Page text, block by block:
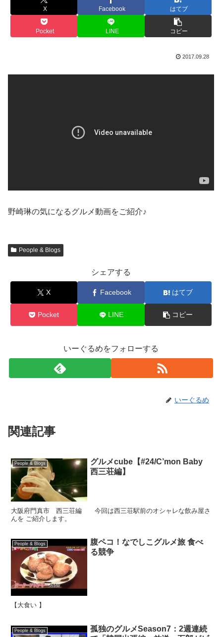
X Facebook はてブ
Pocket LINE コピー
2017.09.28
野崎琳の気になるグルメ動画をご紹介♪
People & Blogs
シェアする
X Facebook はてブ
Pocket LINE コピー
いーぐるめをフォローする
いーぐるめ
関連記事
People & Blogs
グルメcube【#24/C’mon Baby
西三荘編】
大阪府門真市 西三荘編 今回は西三荘駅前のオシャレな飲み屋さ
んを ご紹介します。
People & Blogs
腹ペコ！なでしこグルメ旅 食べ
る競争
【大食い 】
People & Blogs
孤独のグルメSeason7：2週連続